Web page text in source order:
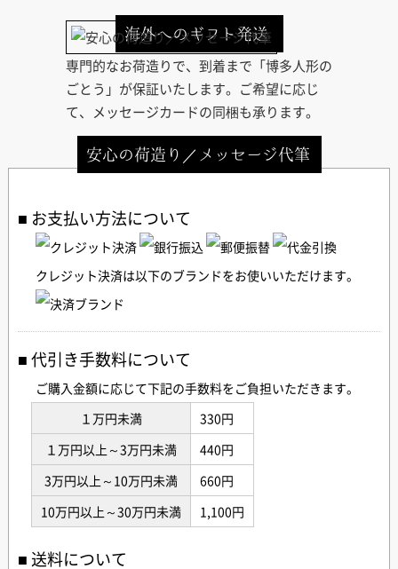
海外へのギフト発送
安心の荷造り／メッセージ代筆
専門的なお荷造りで、到着まで「博多人形の
ごとう」が保証いたします。ご希望に応じ
て、メッセージカードの同梱も承ります。
お支払い方法について
クレジット決済は以下のブランドをお使いいただけます。
代引き手数料について
ご購入金額に応じて下記の手数料をご負担いただきます。
１万円未満
330円
１万円以上～3万円未満
440円
3万円以上～10万円未満
660円
10万円以上～30万円未満
1,100円
送料について